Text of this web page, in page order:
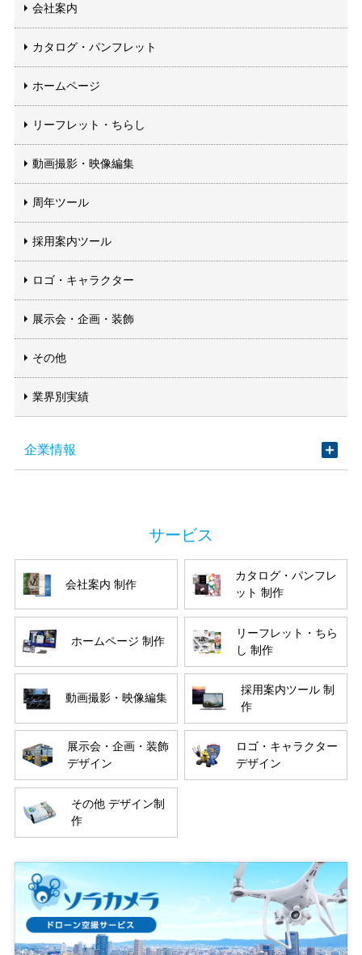
会社案内
カタログ・パンフレット
ホームページ
リーフレット・ちらし
動画撮影・映像編集
周年ツール
採用案内ツール
ロゴ・キャラクター
展示会・企画・装飾
その他
業界別実績
企業情報
会社案内 制作
カタログ・パンフレ
ット 制作
ホームページ 制作
リーフレット・ちら
し 制作
動画撮影・映像編集
採用案内ツール 制
作
展示会・企画・装飾
デザイン
ロゴ・キャラクター
デザイン
その他 デザイン制
作